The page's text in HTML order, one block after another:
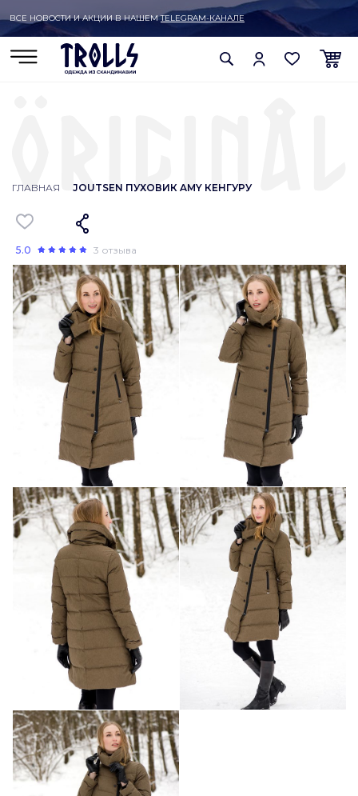
ВСЕ НОВОСТИ И АКЦИИ В НАШЕМTELEGRAM-КАНАЛЕ
ГЛАВНАЯ JOUTSEN ПУХОВИК AMY КЕНГУРУ
5.0 3 отзыва